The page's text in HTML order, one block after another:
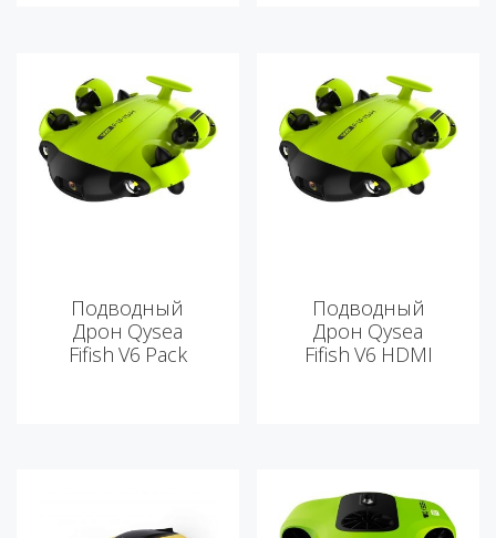
Подводный
Дрон Qysea
Fifish V6 Pack
Подводный
Дрон Qysea
Fifish V6 HDMI